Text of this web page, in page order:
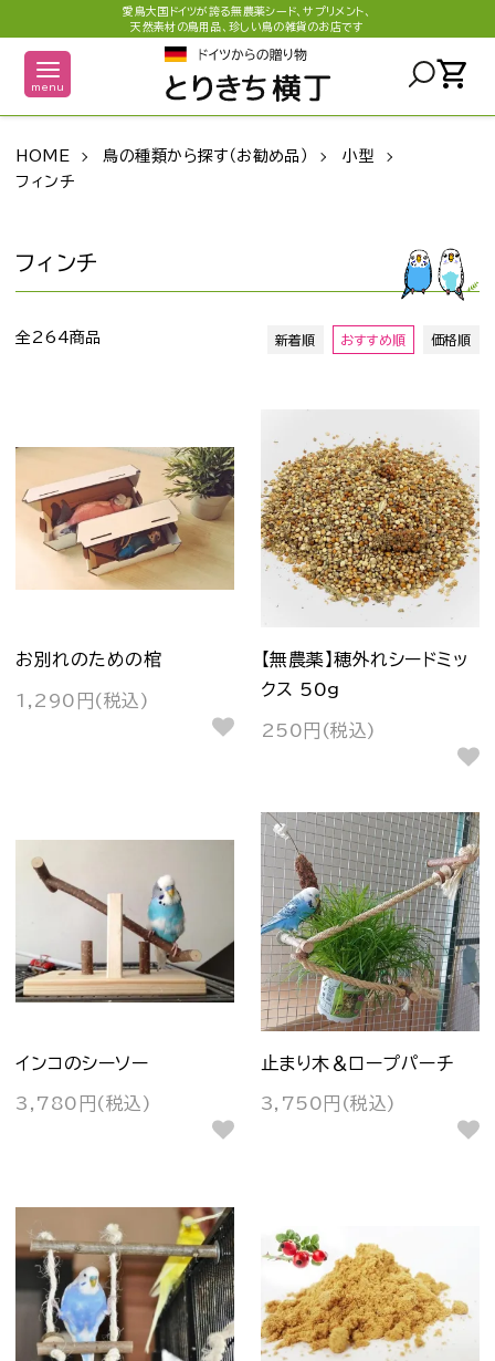
愛鳥大国ドイツが誇る無農薬シード、サプリメント、
天然素材の鳥用品、珍しい鳥の雑貨のお店です
menu shopping_cart
HOME 鳥の種類から探す（お勧め品）
小型
フィンチ
フィンチ
全264商品 新着順 おすすめ順 価格順
お別れのための棺
1,290円(税込)
【無農薬】穂外れシードミッ
クス 50g
250円(税込)
インコのシーソー
3,780円(税込)
止まり木＆ロープパーチ
3,750円(税込)